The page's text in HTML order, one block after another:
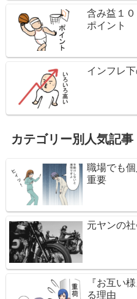
含み益１
ポイント
インフレ
カテゴリー別人気記事
職場でも
重要
元ヤンの
『お互い
る理由